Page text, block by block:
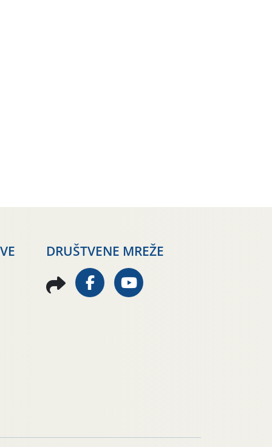
DRUŠTVENE MREŽE